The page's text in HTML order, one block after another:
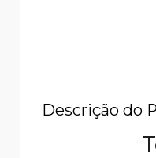
Descrição do